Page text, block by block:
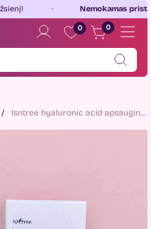
Nemokamas pristatymas
0 0
Isntree hyaluronic acid apsauginis gelis nuo saulės SPF50+ PA++++ 50ml